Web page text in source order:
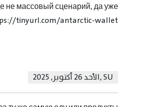
не массовый сценарий, да уже
tinyurl.com/antarctic-wallet
SU
,الأحد 26 أكتوبر, 2025